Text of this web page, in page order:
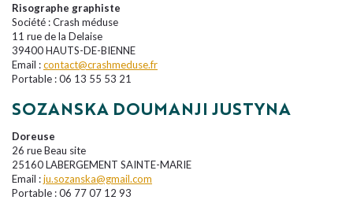
Risographe graphiste
Société : Crash méduse
11 rue de la Delaise
39400 HAUTS-DE-BIENNE
Email :contact@crashmeduse.fr
Portable : 06 13 55 53 21
SOZANSKA DOUMANJI JUSTYNA
Doreuse
26 rue Beau site
25160 LABERGEMENT SAINTE-MARIE
Email :ju.sozanska@gmail.com
Portable : 06 77 07 12 93